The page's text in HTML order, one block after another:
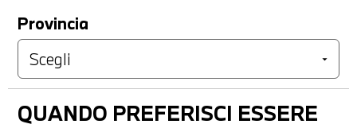
Provincia
QUANDO PREFERISCI ESSERE